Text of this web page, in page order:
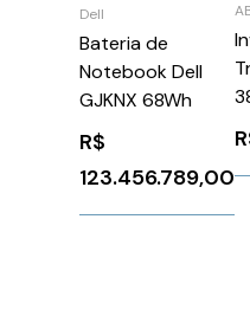
Dell
Bateria de
Notebook Dell
GJKNX 68Wh
R$
123.456.789,00